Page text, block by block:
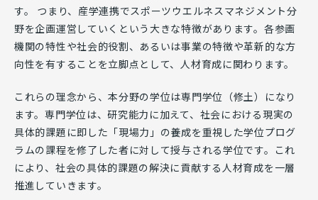
す。 つまり、産学連携でスポーツウエルネスマネジメント分
野を企画運営していくという大きな特徴があります。各参画
機関の特性や社会的役割、あるいは事業の特徴や革新的な方
向性を有することを立脚点として、人材育成に関わります。
これらの理念から、本分野の学位は専門学位（修土）になり
ます。専門学位は、研究能力に加えて、社会における現実の
具体的課題に即した「現場力」の養成を重視した学位プログ
ラムの課程を修了した者に対して授与される学位です。これ
により、社会の具体的課題の解決に貢献する人材育成を一層
推進していきます。